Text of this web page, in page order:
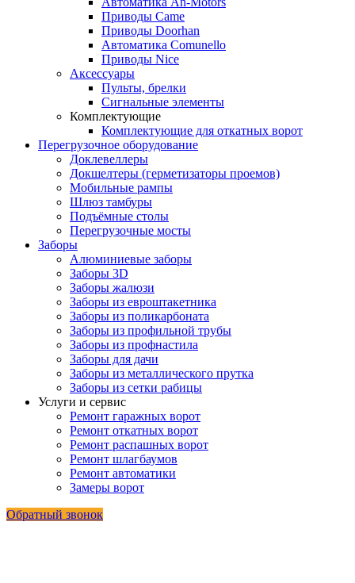
Приводы Came
Приводы Doorhan
Автоматика Comunello
Приводы Nice
Аксессуары
Пульты, брелки
Сигнальные элементы
Комплектующие
Комплектующие для откатных ворот
Перегрузочное оборудование
Доклевеллеры
Докшелтеры (герметизаторы проемов)
Мобильные рампы
Шлюз тамбуры
Подъёмные столы
Перегрузочные мосты
Заборы
Алюминиевые заборы
Заборы 3D
Заборы жалюзи
Заборы из евроштакетника
Заборы из поликарбоната
Заборы из профильной трубы
Заборы из профнастила
Заборы для дачи
Заборы из металлического прутка
Заборы из сетки рабицы
Услуги и сервис
Ремонт гаражных ворот
Ремонт откатных ворот
Ремонт распашных ворот
Ремонт шлагбаумов
Ремонт автоматики
Замеры ворот
Обратный звонок